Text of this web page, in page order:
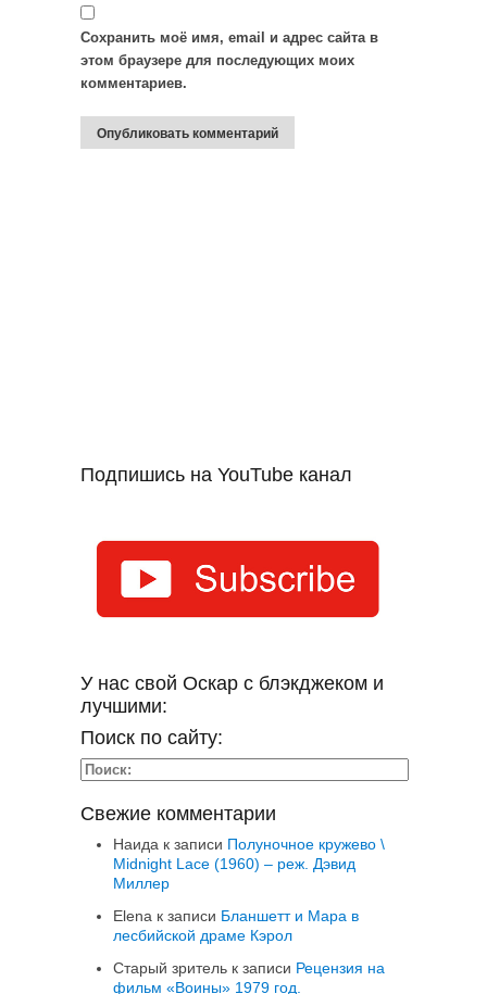
Сохранить моё имя, email и адрес сайта в
этом браузере для последующих моих
комментариев.
Подпишись на YouTube канал
У нас свой Оскар с блэкджеком и
лучшими:
Поиск по сайту:
Свежие комментарии
Наида к записи Полуночное кружево \
Midnight Lace (1960) – реж. Дэвид
Миллер
Elena к записи Бланшетт и Мара в
лесбийской драме Кэрол
Старый зритель к записи Рецензия на
фильм «Воины» 1979 год.